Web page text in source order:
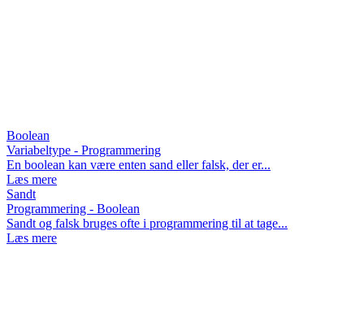
Boolean
Variabeltype - Programmering
En boolean kan være enten sand eller falsk, der er...
Læs mere
Sandt
Programmering - Boolean
Sandt og falsk bruges ofte i programmering til at tage...
Læs mere